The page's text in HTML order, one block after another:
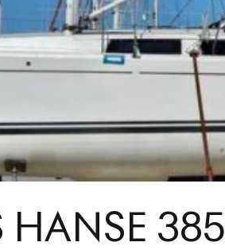
HANSE 385